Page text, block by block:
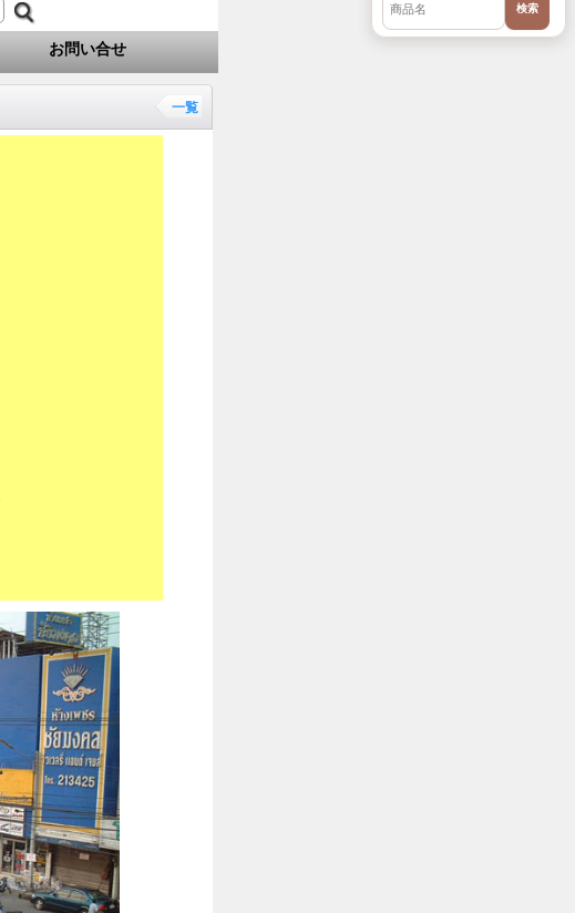
お問い合せ
一覧
検索